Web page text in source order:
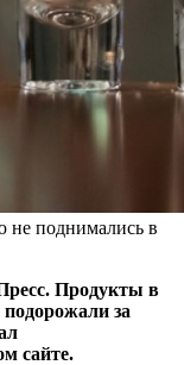
не поднимались в
Продукты в
подорожали за
сайте.